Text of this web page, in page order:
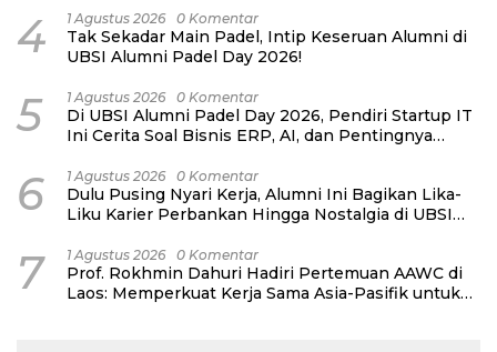
4 1 Agustus 2026 0 Komentar
Tak Sekadar Main Padel, Intip Keseruan Alumni di
UBSI Alumni Padel Day 2026!
5 1 Agustus 2026 0 Komentar
Di UBSI Alumni Padel Day 2026, Pendiri Startup IT
Ini Cerita Soal Bisnis ERP, AI, dan Pentingnya
6 1 Agustus 2026 0 Komentar
Dulu Pusing Nyari Kerja, Alumni Ini Bagikan Lika-
Liku Karier Perbankan Hingga Nostalgia di UBSI
7 1 Agustus 2026 0 Komentar
Prof. Rokhmin Dahuri Hadiri Pertemuan AAWC di
Laos: Memperkuat Kerja Sama Asia-Pasifik untuk